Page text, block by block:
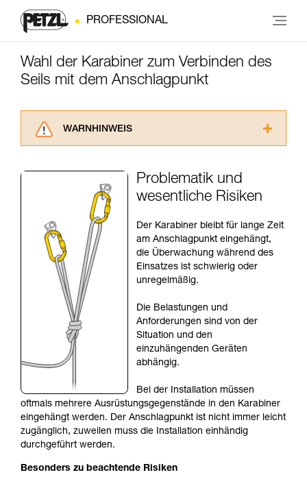
PROFESSIONAL
Wahl der Karabiner zum Verbinden des
Seils mit dem Anschlagpunkt
WARNHINWEIS
aufmerksam durch, bevor Sie diesen zu Rate
ziehen. Um diese Zusatzinformationen
verstehen zu können, müssen Sie zuerst die in
der Gebrauchsanweisung enthaltenen
Informationen richtig verstanden haben.
Die Beherrschung dieser Techniken setzt eine
entsprechende Ausbildung und ein spezielles
Training voraus. Prüfen Sie zusammen mit
einem Profi, ob Sie in der Lage sind, den
Vorgang alleine sicher zu wiederholen, bevor
Sie ihn eigenständig durchführen.
Wir geben Beispiele für die mit Ihrer Aktivität
verbundenen Techniken. Möglicherweise gibt es
noch andere Techniken, die hier nicht
Problematik und
wesentliche Risiken
Der Karabiner bleibt für lange Zeit
am Anschlagpunkt eingehängt,
die Überwachung während des
Einsatzes ist schwierig oder
unregelmäßig.
Die Belastungen und
Anforderungen sind von der
Situation und den
einzuhängenden Geräten
abhängig.
Bei der Installation müssen
oftmals mehrere Ausrüstungsgegenstände in den Karabiner
eingehängt werden. Der Anschlagpunkt ist nicht immer leicht
zugänglich, zuweilen muss die Installation einhändig
durchgeführt werden.
Besonders zu beachtende Risiken